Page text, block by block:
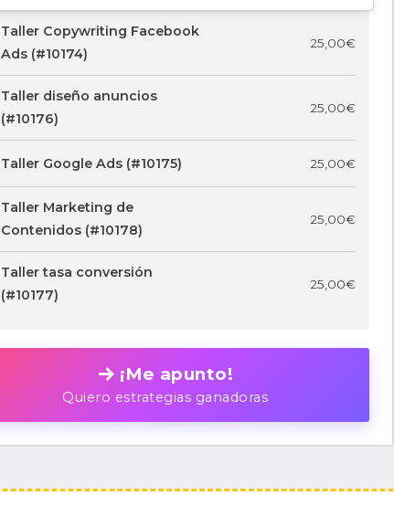
Taller Copywriting Facebook
Ads (#10174)
25,00€
Taller diseño anuncios
(#10176)
25,00€
Taller Google Ads (#10175) 25,00€
Taller Marketing de
Contenidos (#10178)
25,00€
Taller tasa conversión
(#10177)
25,00€
¡Me apunto!
Quiero estrategias ganadoras